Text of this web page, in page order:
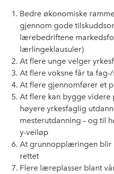
Bedre økonomiske
gjennom gode
lærebedriftene
lærlingeklausuler)
At flere unge velger
At flere voksne får ta
At flere gjennomfører et
At flere kan bygge videre
høyere yrkesfaglig
mesterutdanning – og til
y-veiløp
At grunnopplæringen blir
rettet
Flere læreplasser blant